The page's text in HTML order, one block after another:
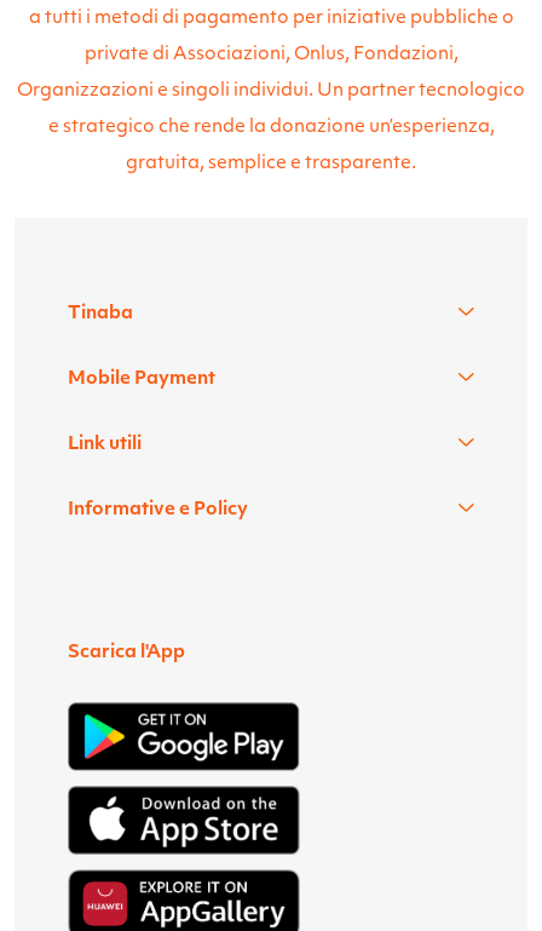
a tutti i metodi di pagamento per iniziative pubbliche o
private di Associazioni, Onlus, Fondazioni,
Organizzazioni e singoli individui. Un partner tecnologico
e strategico che rende la donazione un’esperienza,
gratuita, semplice e trasparente.
Tinaba
Mobile Payment
Link utili
Informative e Policy
Scarica l'App